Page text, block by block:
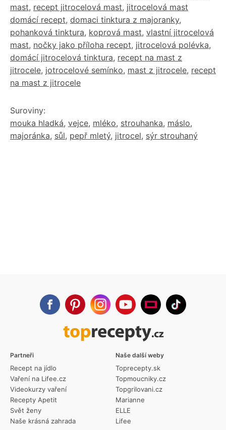
mast, recept jitrocelová mast, jitrocelová mast
domácí recept, domaci tinktura z majoranky,
pohanková tinktura, koprová mast, vlastní jitrocelová
mast, nočky jako příloha recept, jitrocelová polévka,
domácí jitrocelová tinktura, recept na mast z
jitrocele, jotrocelové semínko, mast z jitrocele, recept
na mast z jitrocele
Suroviny:
mouka hladká, vejce, mléko, strouhanka, máslo,
majoránka, sůl, pepř mletý, jitrocel, sýr strouhaný
Partneři
Recept na jídlo
Vaření na Lifee.cz
Videokurzy vaření
Recepty Apetit
Svět ženy
Naše krásná zahrada
Naše další weby
Toprecepty.sk
Topmoucniky.cz
Topgrilovani.cz
Marianne
ELLE
Lifee